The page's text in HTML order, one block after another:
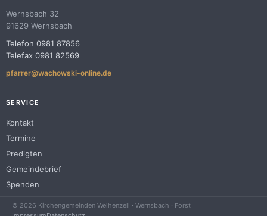
Wernsbach 32
91629 Wernsbach
Telefon 0981 87856
Telefax 0981 82569
pfarrer@wachowski-online.de
SERVICE
Kontakt
Termine
Predigten
Gemeindebrief
Spenden
© 2026 Kirchengemeinden Weihenzell · Wernsbach · Forst